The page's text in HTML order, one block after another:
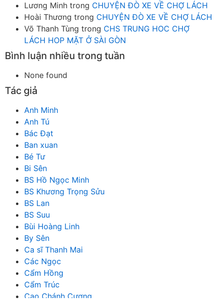
Lương Minh trong CHUYỆN ĐÒ XE VỀ CHỢ LÁCH
Hoài Thương trong CHUYỆN ĐÒ XE VỀ CHỢ LÁCH
Võ Thanh Tùng trong CHS TRUNG HOC CHỢ
LÁCH HOP MẶT Ở SÀI GÒN
Bình luận nhiều trong tuần
None found
Tác giả
Anh Minh
Anh Tú
Bác Đạt
Ban xuan
Bé Tư
Bi Sên
BS Hồ Ngọc Minh
BS Khương Trọng Sửu
BS Lan
BS Suu
Bùi Hoàng Linh
By Sên
Ca sĩ Thanh Mai
Các Ngọc
Cẩm Hồng
Cẩm Trúc
Cao Chánh Cương